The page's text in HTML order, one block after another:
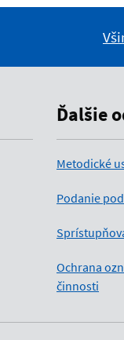
Ďalšie
Metodické
Podanie
Ochrana
činnosti